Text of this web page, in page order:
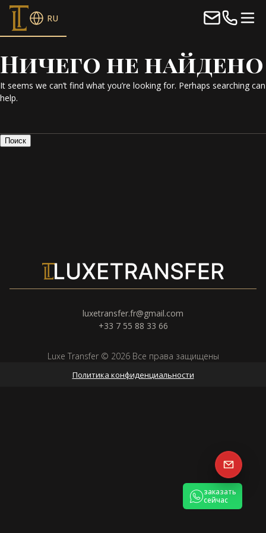
RU
Ничего не найдено
It seems we can’t find what you’re looking for. Perhaps searching can
help.
luxetransfer.fr@gmail.com
+33 7 55 88 33 66
Luxe Transfer © 2026 Все права защищены
Политика конфиденциальности
заказать
сейчас